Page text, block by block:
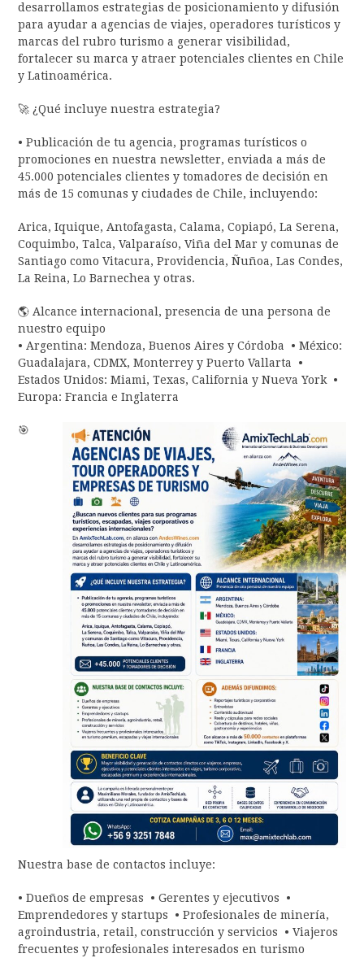
desarrollamos estrategias de posicionamiento y difusión
para ayudar a agencias de viajes, operadores turísticos y
marcas del rubro turismo a generar visibilidad,
fortalecer su marca y atraer potenciales clientes en Chile
y Latinoamérica.
🚀 ¿Qué incluye nuestra estrategia?
• Publicación de tu agencia, programas turísticos o
promociones en nuestra newsletter, enviada a más de
45.000 potenciales clientes y tomadores de decisión en
más de 15 comunas y ciudades de Chile, incluyendo:
Arica, Iquique, Antofagasta, Calama, Copiapó, La Serena,
Coquimbo, Talca, Valparaíso, Viña del Mar y comunas de
Santiago como Vitacura, Providencia, Ñuñoa, Las Condes,
La Reina, Lo Barnechea y otras.
🌎 Alcance internacional, presencia de una persona de
nuestro equipo
• Argentina: Mendoza, Buenos Aires y Córdoba • México:
Guadalajara, CDMX, Monterrey y Puerto Vallarta •
Estados Unidos: Miami, Texas, California y Nueva York •
Europa: Francia e Inglaterra
🎯
Nuestra base de contactos incluye:
• Dueños de empresas • Gerentes y ejecutivos •
Emprendedores y startups • Profesionales de minería,
agroindustria, retail, construcción y servicios • Viajeros
frecuentes y profesionales interesados en turismo